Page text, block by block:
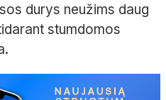
durys neužims daug
stumdomos